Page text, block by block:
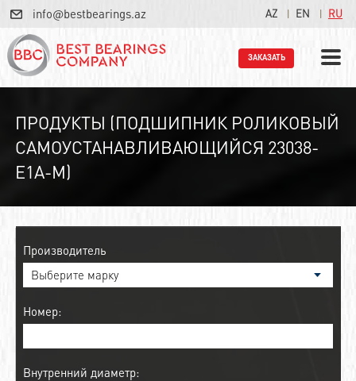
info@bestbearings.az AZ EN RU
ЗАКАЗАТЬ
ПРОДУКТЫ (ПОДШИПНИК РОЛИКОВЫЙ
САМОУСТАНАВЛИВАЮЩИЙСЯ 23038-
E1A-M)
Производитель
Номер:
Внутренний диаметр: